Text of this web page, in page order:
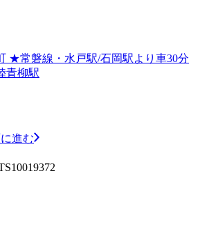
★常磐線・水戸駅/石岡駅より車30分
青柳駅
進む